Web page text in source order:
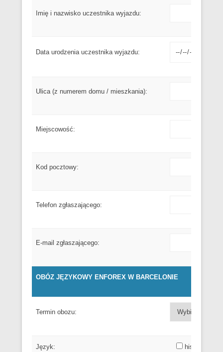
Imię i nazwisko uczestnika wyjazdu:
Data urodzenia uczestnika wyjazdu:
Ulica (z numerem domu / mieszkania):
Miejscowość:
Kod pocztowy:
Telefon zgłaszającego:
E-mail zgłaszającego:
OBÓZ JĘZYKOWY ENFOREX W BARCELONIE
Termin obozu:
Język:
hiszpański